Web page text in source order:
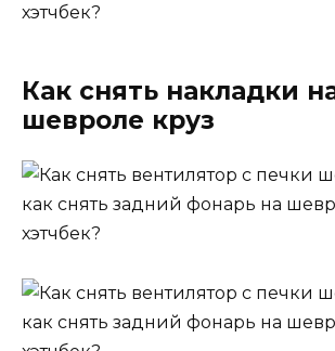
Как снять накладки
шевроле круз